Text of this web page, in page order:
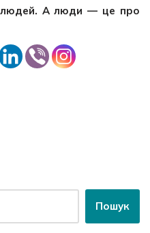
людей. А люди — це про
Пошук